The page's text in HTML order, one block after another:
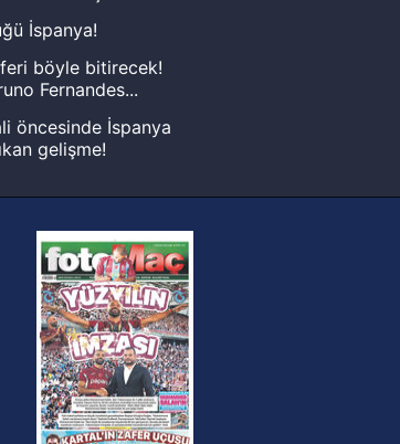
İspanya!
böyle bitirecek!
Fernandes...
öncesinde İspanya
gelişme!
Ligi
yeni teknik direktörü